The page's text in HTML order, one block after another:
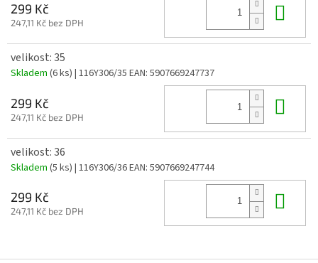
299 Kč
247,11 Kč bez DPH
velikost: 35
Skladem (6 ks) | 116Y306/35 EAN: 5907669247737
299 Kč
247,11 Kč bez DPH
velikost: 36
Skladem (5 ks) | 116Y306/36EAN: 5907669247744
299 Kč
247,11 Kč bez DPH